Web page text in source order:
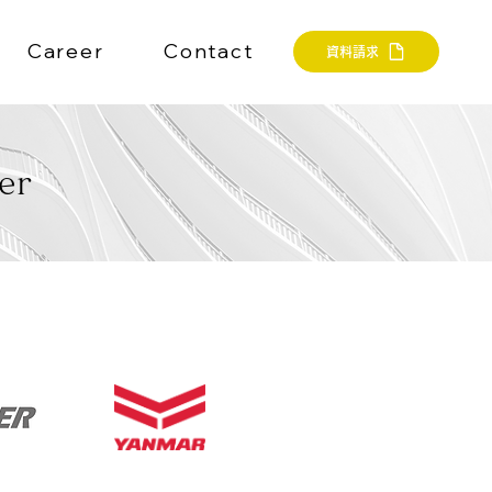
Career Contact 資料請求